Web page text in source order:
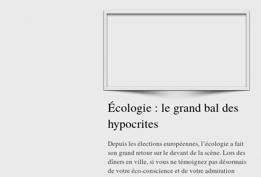
Écologie : le grand bal des
hypocrites
Depuis les élections européennes, l’écologie a fait
son grand retour sur le devant de la scène. Lors des
dîners en ville, si vous ne témoignez pas désormais
de votre éco-conscience et de votre admiration